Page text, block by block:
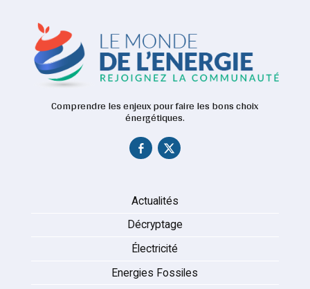
Comprendre les enjeux pour faire les bons choix
énergétiques.
Actualités
Décryptage
Électricité
Energies Fossiles